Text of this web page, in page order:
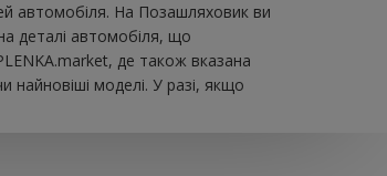
автомобіля. На Позашляховик ви
деталі автомобіля, що
де також вказана
найновіші моделі. У разі, якщо